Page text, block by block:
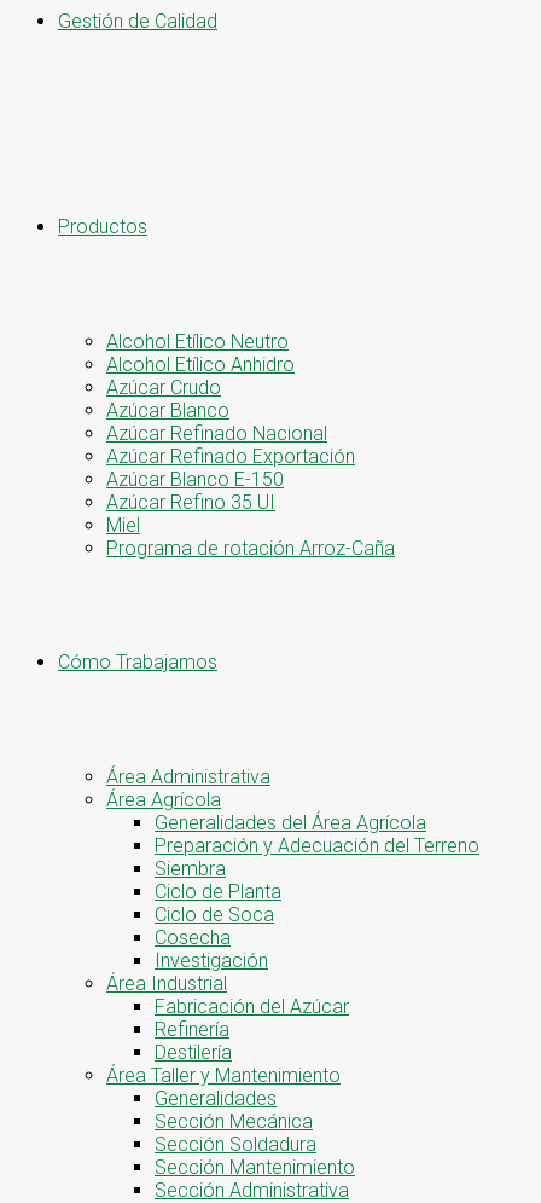
Gestión de Calidad
Productos
Alcohol Etílico Neutro
Alcohol Etílico Anhidro
Azúcar Crudo
Azúcar Blanco
Azúcar Refinado Nacional
Azúcar Refinado Exportación
Azúcar Blanco E-150
Azúcar Refino 35 UI
Miel
Programa de rotación Arroz-Caña
Cómo Trabajamos
Área Administrativa
Área Agrícola
Generalidades del Área Agrícola
Preparación y Adecuación del Terreno
Siembra
Ciclo de Planta
Ciclo de Soca
Cosecha
Investigación
Área Industrial
Fabricación del Azúcar
Refinería
Destilería
Área Taller y Mantenimiento
Generalidades
Sección Mecánica
Sección Soldadura
Sección Mantenimiento
Sección Administrativa